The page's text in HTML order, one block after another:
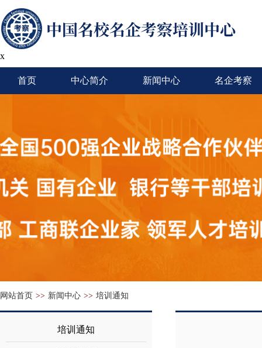
x
首页 中心简介 新闻中心 名企考察
网站首页 >> 新闻中心 >> 培训通知
培训通知